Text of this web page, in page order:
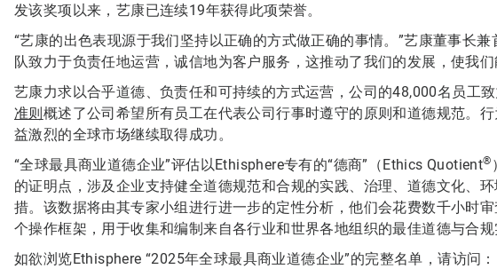
发该奖项以来，艺康已连续19年获得此项荣誉。
“艺康的出色表现源于我们坚持以正确的方式做正确的事情。”艺康董事长
队致力于负责任地运营，诚信地为客户服务，这推动了我们的发展，使我
艺康力求以合乎道德、负责任和可持续的方式运营，公司的48,000名员工
准则概述了公司希望所有员工在代表公司行事时遵守的原则和道德规范。
益激烈的全球市场继续取得成功。
“全球最具商业道德企业”评估以Ethisphere专有的“德商”（Ethics Quotient®
的证明点，涉及企业支持健全道德规范和合规的实践、治理、道德文化、
措。该数据将由其专家小组进行进一步的定性分析，他们会花费数千小时
个操作框架，用于收集和编制来自各行业和世界各地组织的最佳道德与合规
如欲浏览Ethisphere “2025年全球最具商业道德企业”的完整名单，请访问：